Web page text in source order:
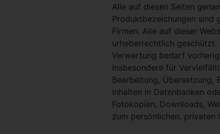
Alle auf diesen Seiten
Produktbezeichungen sind
Firmen. Alle auf dieser
urheberrechtlich
Verwertung bedarf
insbesondere für
Bearbeitung, Übersetzung,
Inhalten in Datenbanken
Fotokopien, Downloads,
zum persönlichen, privaten